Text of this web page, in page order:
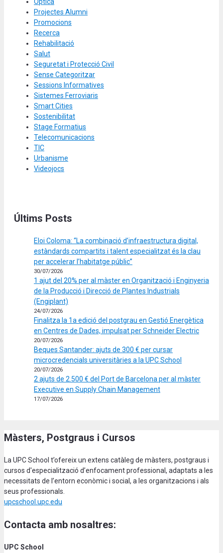
Projectes Alumni
Promocions
Recerca
Rehabilitació
Salut
Seguretat i Protecció Civil
Sense Categoritzar
Sessions Informatives
Sistemes Ferroviaris
Smart Cities
Sostenibilitat
Stage Formatius
Telecomunicacions
TIC
Urbanisme
Videojocs
Últims Posts
Eloi Coloma: “La combinació d’infraestructura digital,
estàndards compartits i talent especialitzat és la clau
per accelerar l’habitatge públic”
30/07/2026
1 ajut del 20% per al màster en Organització i Enginyeria
de la Producció i Direcció de Plantes Industrials
(Engiplant)
24/07/2026
Finalitza la 1a edició del postgrau en Gestió Energètica
en Centres de Dades, impulsat per Schneider Electric
20/07/2026
Beques Santander: ajuts de 300 € per cursar
microcredencials universitàries a la UPC School
20/07/2026
2 ajuts de 2.500 € del Port de Barcelona per al màster
Executive en Supply Chain Management
17/07/2026
Màsters, Postgraus i Cursos
La UPC School t’ofereix un extens catàleg de màsters, postgraus i
cursos d'especialització d’enfocament professional, adaptats a les
necessitats de l’entorn econòmic i social, a les organitzacions i als
seus professionals.
upcschool.upc.edu
Contacta amb nosaltres:
UPC School